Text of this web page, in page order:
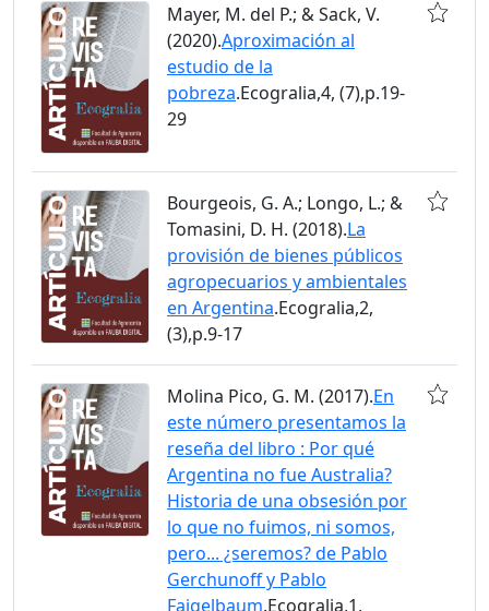
Mayer, M. del P.; & Sack, V.
(2020).Aproximación al
estudio de la
pobreza.Ecogralia,4, (7),p.19-
29
Bourgeois, G. A.; Longo, L.; &
Tomasini, D. H. (2018).La
provisión de bienes públicos
agropecuarios y ambientales
en Argentina.Ecogralia,2,
(3),p.9-17
Molina Pico, G. M. (2017).En
este número presentamos la
reseña del libro : Por qué
Argentina no fue Australia?
Historia de una obsesión por
lo que no fuimos, ni somos,
pero... ¿seremos? de Pablo
Gerchunoff y Pablo
Fajgelbaum.Ecogralia,1,